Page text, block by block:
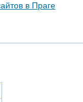
в Праге